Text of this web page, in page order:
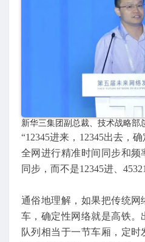
新华三集团副总裁、技术战略部
“12345进来，12345出去，
全网进行精准时间同步和频
同步，而不是12345进、
通俗地理解，如果把传统网
车，确定性网络就是高铁。
队列相当于一节车厢，定